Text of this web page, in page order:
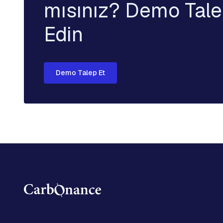
mısınız? Demo
Edin
Demo Talep Et